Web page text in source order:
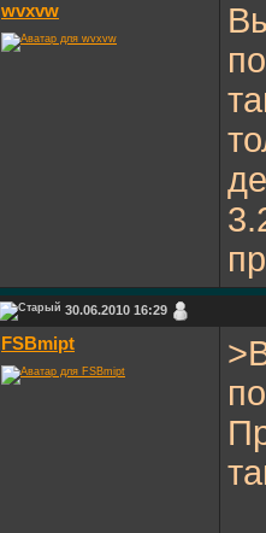
wvxvw
30.06.2010 16:29
FSBmipt